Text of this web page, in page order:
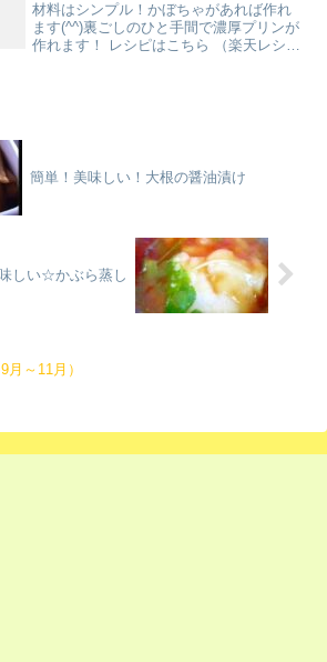
材料はシンプル！かぼちゃがあれば作れ
ます(^^)裏ごしのひと手間で濃厚プリンが
作れます！ レシピはこちら （楽天レシ
簡単！美味しい！大根の醤油漬け
しい☆かぶら蒸し
月～11月）